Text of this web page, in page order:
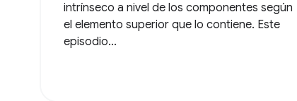
intrínseco a nivel de los componentes según
el elemento superior que lo contiene. Este
episodio...